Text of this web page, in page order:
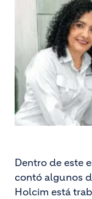
Dentro de este
contó algunos
Holcim está